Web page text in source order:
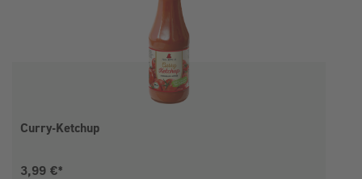
Curry-Ketchup
Aktueller Preis:
3,99 €*